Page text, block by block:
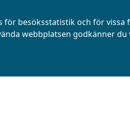
för besöksstatistik och för
webbplatsen godkänner du